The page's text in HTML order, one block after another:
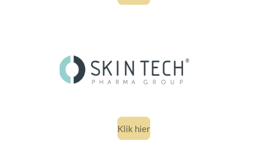
Klik hier